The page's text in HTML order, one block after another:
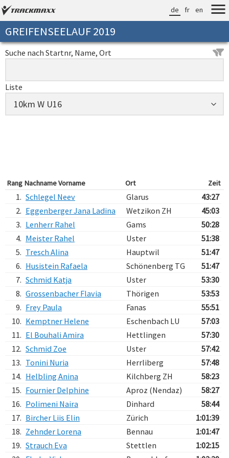
de fr en
GREIFENSEELAUF 2019
Suche nach Startnr, Name, Ort
Liste
Rang Nachname Vorname Ort Zeit
1. Schlegel Neev Glarus
43:27
2. Eggenberger Jana Ladina Wetzikon ZH
45:03
3. Lenherr Rahel Gams
50:28
4. Meister Rahel Uster
51:38
5. Tresch Alina Hauptwil
51:47
6. Husistein Rafaela Schönenberg TG
51:47
7. Schmid Katja Uster
53:30
8. Grossenbacher Flavia Thörigen
53:53
9. Frey Paula Fanas
55:51
10. Kemptner Helene Eschenbach LU
57:03
11. El Bouhali Amira Hettlingen
57:30
12. Schmid Zoe Uster
57:42
13. Tonini Nuria Herrliberg
57:48
14. Helbling Anina Kilchberg ZH
58:23
15. Fournier Delphine Aproz (Nendaz)
58:27
16. Polimeni Naira Dinhard
58:44
17. Bircher Liis Elin Zürich
1:01:39
18. Zehnder Lorena Bennau
1:01:47
19. Strauch Eva Stettlen
1:02:15